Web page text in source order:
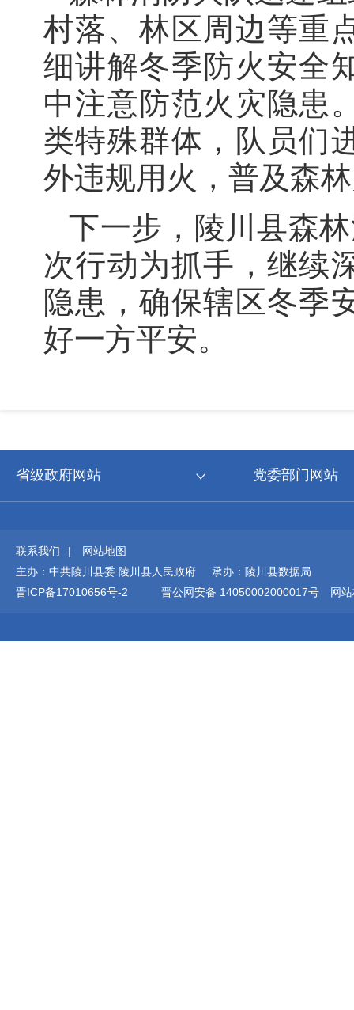
村落、林区周边等重
细讲解冬季防火安全
中注意防范火灾隐患
类特殊群体，队员们
外违规用火，普及森
下一步，陵川县森
次行动为抓手，继续
隐患，确保辖区冬季
好一方平安。
省级政府网站 党委部门网站
联系我们 |
网站地图
主办：中共陵川县委 陵川县人民政府 承办：陵川县数据局
晋ICP备17010656号-2
晋公网安备 14050002000017号 网